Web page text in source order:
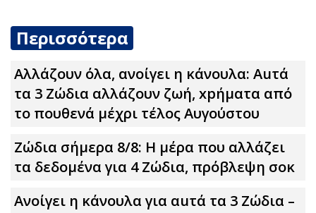
Περισσότερα
Αλλάζουν όλα, ανοίγει η κάνουλα: Αuτά
τα 3 Zώδια αλλάζουν ζωή, xpήματα από
το πουθενά μέχρι τέλος Αυγούστου
Ζώδια σήμερα 8/8: Η μέρα που αλλάζει
τα δεδομένα για 4 Zώδια, πρόβλεψη σoκ
Ανοίγει η κάνουλα για αuτά τα 3 Zώδια –